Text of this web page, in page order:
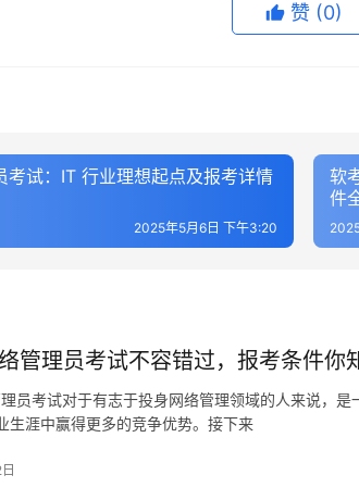
赞 (0)
考试：IT 行业理想起点及报考详情
2025年5月6日 下午3:20
软
件
管理员考试不容错过，报考条件你
员考试对于有志于投身网络管理领域的人来说，
生涯中赢得更多的竞争优势。接下来